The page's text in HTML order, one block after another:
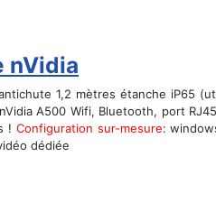
nVidia
1,2 mètres étanche iP65
A500 Wifi, Bluetooth, port
! Configuration sur-mesure:
dédiée